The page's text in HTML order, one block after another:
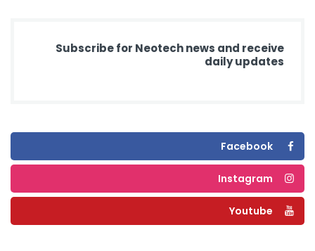
Subscribe for Neotech news and receive
daily updates
Facebook
Instagram
Youtube